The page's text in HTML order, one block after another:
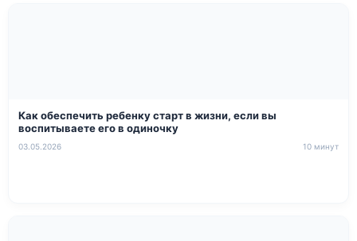
Как обеспечить ребенку старт в жизни, если вы
воспитываете его в одиночку
03.05.2026 10 минут